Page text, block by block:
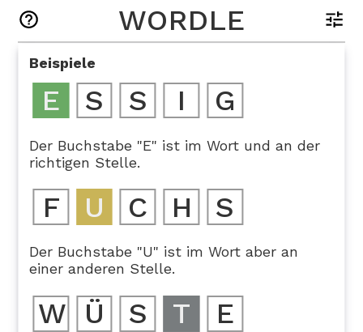
WORDLE
Beispiele
E S S I G
Der Buchstabe "E" ist im Wort und an der
richtigen Stelle.
F U C H S
Der Buchstabe "U" ist im Wort aber an
einer anderen Stelle.
W Ü S T E